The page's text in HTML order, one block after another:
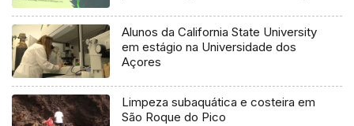
Alunos da California State University
em estágio na Universidade dos
Açores
Limpeza subaquática e costeira em
São Roque do Pico